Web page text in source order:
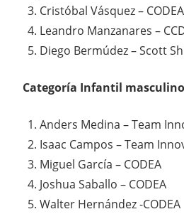
Cristóbal Vásquez – CODEA
Leandro Manzanares –
Diego Bermúdez – Scott
Categoría Infantil masculino
Anders Medina – Team
Isaac Campos – Team
Miguel García – CODEA
Joshua Saballo – CODEA
Walter Hernández -CODEA